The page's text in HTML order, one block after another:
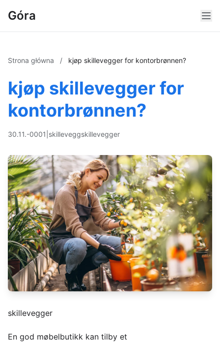
Góra
Strona główna / kjøp skillevegger for kontorbrønnen?
kjøp skillevegger for
kontorbrønnen?
30.11.-0001 skilleveggskillevegger
skillevegger
En god møbelbutikk kan tilby et